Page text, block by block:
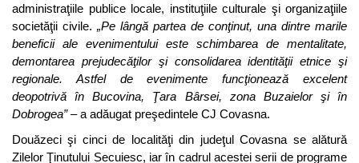
administraţiile publice locale, instituţiile culturale şi organizaţiile
societăţii civile. „Pe lângă partea de conţinut, una dintre marile
beneficii ale evenimentului este schimbarea de mentalitate,
demontarea prejudecăţilor şi consolidarea identităţii etnice şi
regionale. Astfel de evenimente funcţionează excelent
deopotrivă în Bucovina, Ţara Bârsei, zona Buzaielor şi în
Dobrogea”– a adăugat preşedintele CJ Covasna.
Douăzeci şi cinci de localităţi din judeţul Covasna se alătură
Zilelor Ţinutului Secuiesc, iar în cadrul acestei serii de programe